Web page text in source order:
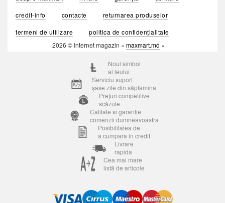
credit-info
contacte
returnarea produselor
termeni de utilizare
politica de confidențialitate
2026 © Internet magazin « maxmart.md »
Noul simbol
al leului
Serviciu suport
șase zile din săptamina
Prețuri competitive
scăzute
Calitate si garantie
comenzii dumneavoastra
Posibilitatea de
a cumpara in credit
Livrare
rapida
Cea mai mare
listă de articole